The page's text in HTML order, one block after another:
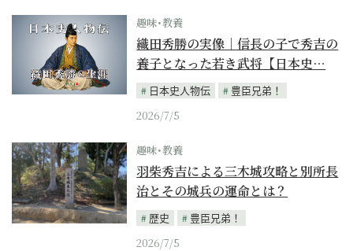
趣味･教養
織田秀勝の実像｜信長の子で秀吉の
養子となった若き武将【日本史…
日本史人物伝
豊臣兄弟！
2026/7/5
趣味･教養
羽柴秀吉による三木城攻略と別所長
治とその城兵の運命とは？
歴史
豊臣兄弟！
2026/7/5